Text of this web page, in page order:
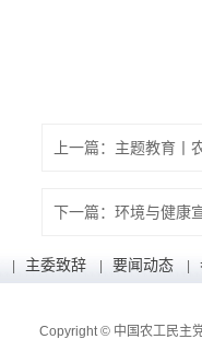
| 主委致辞 | 要闻动态 |
Copyright © 中国农工民主